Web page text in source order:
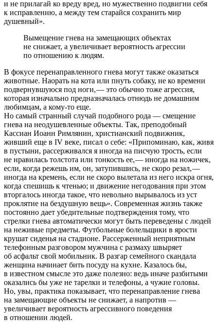
и не прилагай ко вреду вред, но мужественно подвигни себя
к исправлению, а между тем старайся сохранить мир
душевный».
Вымещение гнева на замещающих объектах
не снижает, а увеличивает вероятность агрессии
по отношению к людям.
В фокусе перенаправленного гнева могут также оказаться
животные. Наорать на кота или пнуть собаку, не ко времени
подвернувшуюся под ноги, — это обычно тоже агрессия,
которая изначально предназначалась отнюдь не домашним
любимцам, а кому-то еще.
Но самый странный случай подобного рода — смещение
гнева на неодушевленные объекты. Так, преподобный
Кассиан Иоанн Римлянин, христианский подвижник,
живший еще в IV веке, писал о себе: «Припоминаю, как, живя
в пустыни, рассерживался я иногда на писчую трость, если
не нравилась толстота или тонкость ее, — иногда на ножичек,
если, когда режешь им, он, затупившись, не скоро резал, —
иногда на кремень, если не скоро вылетала из него искра огня,
когда спешишь к чтенью; и движение негодования при этом
вторгалось иногда такое, что невольно вырывалось из уст
проклятие на бездушную вещь». Современная жизнь также
постоянно дает убедительные подтверждения тому, что
стрелки гнева автоматически могут быть переведены с людей
на неживые предметы. Футбольные болельщики в ярости
крушат сиденья на стадионе. Рассерженный неприятным
телефонным разговором мужчина с размаху швыряет
об асфальт свой мобильник. В разгар семейного скандала
женщина начинает бить посуду на кухне. Казалось бы,
в известном смысле это даже полезно: ведь иначе разбитыми
оказались бы уже не тарелки и телефоны, а чужие головы.
Но, увы, прак­тика показывает, что перенаправление гнева
на замещающие объекты не снижает, а напротив —
увеличивает вероятность агрессивного поведения
в отношении людей.